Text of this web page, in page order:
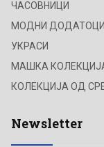
ЧАСОВНИЦИ
МОДНИ ДОДАТОЦИ
УКРАСИ
МАШКА
КОЛЕКЦИЈА ОД
Newsletter